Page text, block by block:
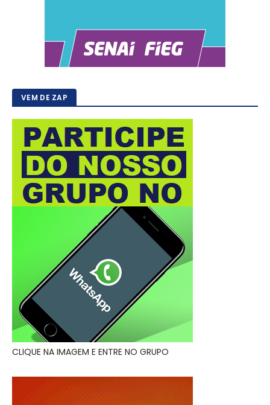
VEM DE ZAP
CLIQUE NA IMAGEM E ENTRE NO GRUPO